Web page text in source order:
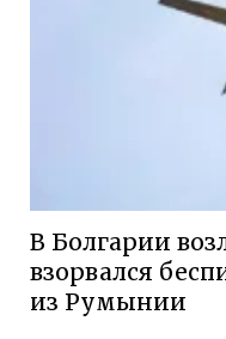
В Болгарии
взорвался
из Румынии